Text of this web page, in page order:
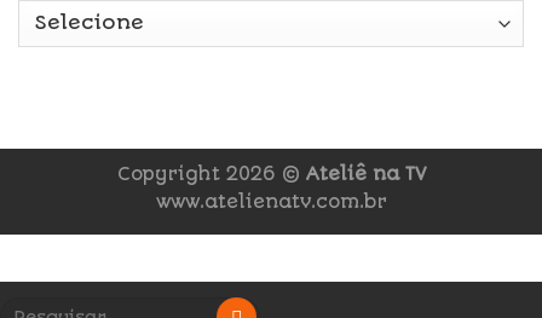
Copyright 2026 © Ateliê na TV
www.atelienatv.com.br